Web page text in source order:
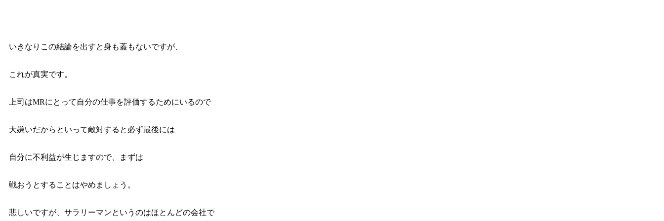
いきなりこの結論を出すと身も蓋もないですが、
これが真実です。
上司はMRにとって自分の仕事を評価するためにいるので
大嫌いだからといって敵対すると必ず最後には
自分に不利益が生じますので、まずは
戦おうとすることはやめましょう。
悲しいですが、サラリーマンというのはほとんどの会社で